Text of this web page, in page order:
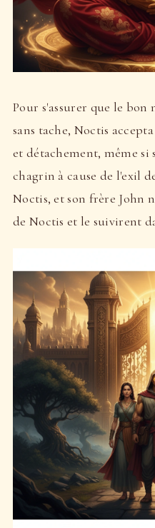
Pour s'assurer que le
sans tache, Noctis
et détachement, même
chagrin à cause de l'exil
Noctis, et son frère John
de Noctis et le suivirent